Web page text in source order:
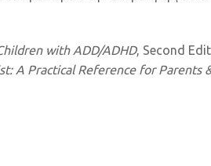
with ADD/ADHD, Second
A Practical Reference for Parents